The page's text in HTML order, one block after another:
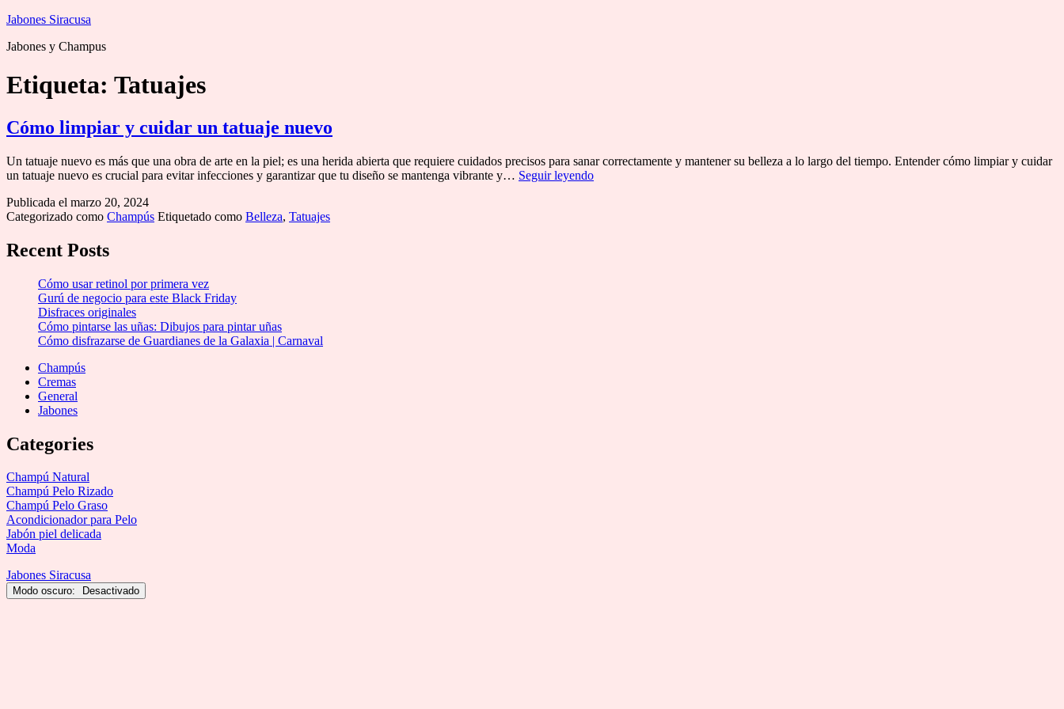
Saltar
contenido
Jabones Siracusa
Jabones y Champus
Etiqueta: Tatuajes
Cómo limpiar y cuidar un tatuaje nuevo
Un tatuaje nuevo es más que una obra de arte en la piel; es una herida abierta que requiere cuidados precisos para sanar correctamente y mantener su belleza a lo largo del tiempo. Entender cómo limpiar y cuidar
un tatuaje nuevo es crucial para evitar infecciones y garantizar que tu diseño se mantenga vibrante y… Seguir leyendoCómo
Publicada el marzo 20, 2024
Categorizado como Champús Etiquetado como Belleza, Tatuajes
Recent Posts
Cómo usar retinol por primera vez
Gurú de negocio para este Black Friday
Disfraces originales
Cómo pintarse las uñas: Dibujos para pintar uñas
Cómo disfrazarse de Guardianes de la Galaxia | Carnaval
Champús
Cremas
General
Jabones
Categories
Champú Natural
Champú Pelo Rizado
Champú Pelo Graso
Acondicionador para Pelo
Jabón piel delicada
Moda
Jabones Siracusa
Modo oscuro: